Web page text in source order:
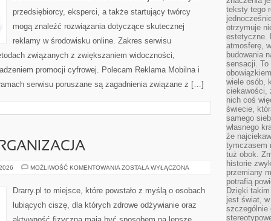
przedsiębiorcy, eksperci, a także startujący twórcy
mogą znaleźć rozwiązania dotyczące skutecznej
reklamy w środowisku online. Zakres serwisu
związanych z zwiększaniem widoczności,
promocji cyfrowej. Polecam Reklama Mobilna i
serwisu poruszane są zagadnienia związane z […]
MOŻLIWOŚĆ KOMENTOWANIA PLANOWANIE
ZOSTAŁA WYŁĄCZONA
Drarry.pl to miejsce, które powstało z myślą o osobach
lubiących ciszę, dla których zdrowe odżywianie oraz
teksty tego
otrzymuje
estetyczne.
atmosferę,
budowania
sensacji. To
wiele osób,
ciekawości,
nich coś
świecie,
samego
własnego
że
tymczasem
tuż obok.
historie
przemiany
potrafią
Dzięki
jest świat,
szczególnie